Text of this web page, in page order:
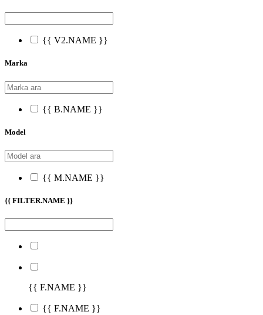
{{ V2.NAME }}
Marka
{{ B.NAME }}
Model
{{ M.NAME }}
{{ FILTER.NAME }}
{{ F.NAME }}
{{ F.NAME }}